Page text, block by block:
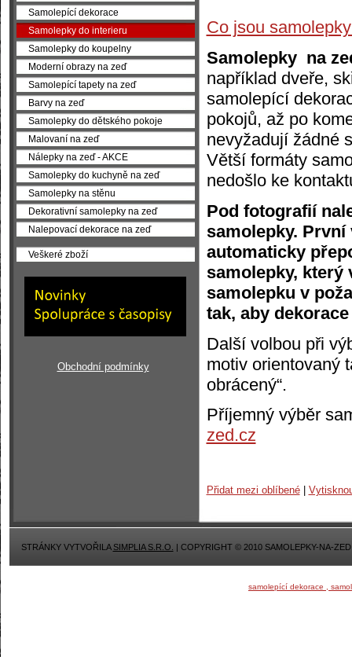
Co jsou
Samolepky na
například dveře,
samolepící
pokojů, až po
nevyžadují žádné
Větší formáty
nedošlo ke
Pod fotografií
samolepky.
automaticky
samolepky, který
samolepku v
tak, aby
Další volbou při
motiv orientovaný
obrácený“.
Příjemný výběr
zed.cz
Přidat mezi oblíbené|
Samolepící dekorace
Samolepky do interieru
Samolepky do koupelny
Moderní obrazy na zeď
Samolepící tapety na zeď
Barvy na zeď
Samolepky do dětského pokoje
Malovaní na zeď
Nálepky na zeď - AKCE
Samolepky do kuchyně na zeď
Samolepky na stěnu
Dekorativní samolepky na zeď
Nalepovací dekorace na zeď
Veškeré zboží
Obchodní podmínky
STRÁNKY VYTVOŘILASIMPLIA S.R.O. | COPYRIGHT © 2010 SAMOLEPKY-NA-
samolepící dekorace ,